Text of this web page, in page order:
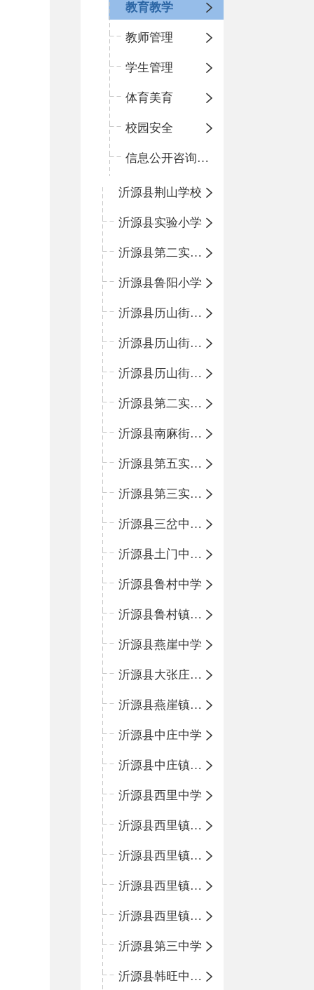
教育教学
教师管理
学生管理
体育美育
校园安全
信息公开咨询指南
沂源县荆山学校
沂源县实验小学
沂源县第二实验小学
沂源县鲁阳小学
沂源县历山街道办事处振兴路小学
沂源县历山街道办事处荆山路小学
沂源县历山街道办事处鲁山路小学
沂源县第二实验中学
沂源县南麻街道办事处中心小学
沂源县第五实验小学
沂源县第三实验小学
沂源县三岔中心学校
沂源县土门中心学校
沂源县鲁村中学
沂源县鲁村镇中心小学
沂源县燕崖中学
沂源县大张庄中心学校
沂源县燕崖镇中心小学
沂源县中庄中学
沂源县中庄镇中心小学
沂源县西里中学
沂源县西里镇中心小学
沂源县西里镇柳枝峪回民小学
沂源县西里镇金星完全小学
沂源县西里镇团圆小学
沂源县第三中学
沂源县韩旺中心学校